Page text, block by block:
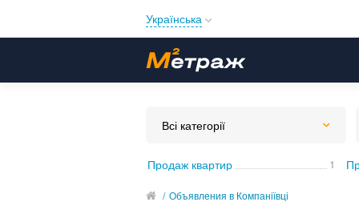
Українська
Українська
Всі категорії
Продаж квартир 1
/ Объявления в Компаніївці